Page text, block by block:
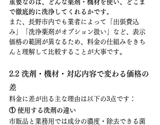
重要なのは、どんな薬剤・機材を使い、どこま
で徹底的に洗浄してくれるかです。
また、長野市内でも業者によって「出張費込
み」「洗浄薬剤がオプション扱い」など、表示
価格の範囲が異なるため、料金の仕組みをきち
んと理解して比較することが大事です。
2.2 洗剤・機材・対応内容で変わる価格の
差
料金に差が出る主な理由は以下の3点です：
① 使用する洗剤の違い
市販品と業務用では成分の濃度・除去できる菌